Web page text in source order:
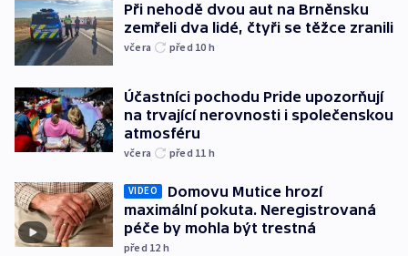
Při nehodě dvou aut na Brněnsku
zemřeli dva lidé, čtyři se těžce zranili
včera před 10 h
Účastníci pochodu Pride upozorňují
na trvající nerovnosti i společenskou
atmosféru
včera před 11 h
VIDEO
Domovu Mutice hrozí
maximální pokuta. Neregistrovaná
péče by mohla být trestná
před 12 h